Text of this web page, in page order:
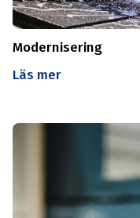
Modernisering
Läs mer